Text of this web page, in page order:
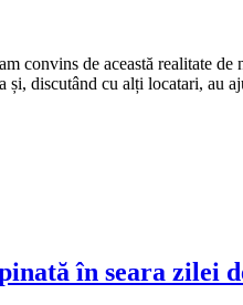
convins de această realitate
și, discutând cu alți locatari, au
în seara zilei